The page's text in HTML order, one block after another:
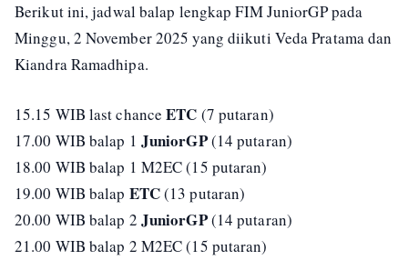
Berikut ini, jadwal balap lengkap FIM JuniorGP pada
Minggu, 2 November 2025 yang diikuti Veda Pratama dan
Kiandra Ramadhipa.
15.15 WIB last chanceETC (7 putaran)
17.00 WIB balap 1 JuniorGP(14 putaran)
18.00 WIB balap 1 M2EC (15 putaran)
19.00 WIB balap ETC(13 putaran)
20.00 WIB balap 2 JuniorGP(14 putaran)
21.00 WIB balap 2 M2EC (15 putaran)